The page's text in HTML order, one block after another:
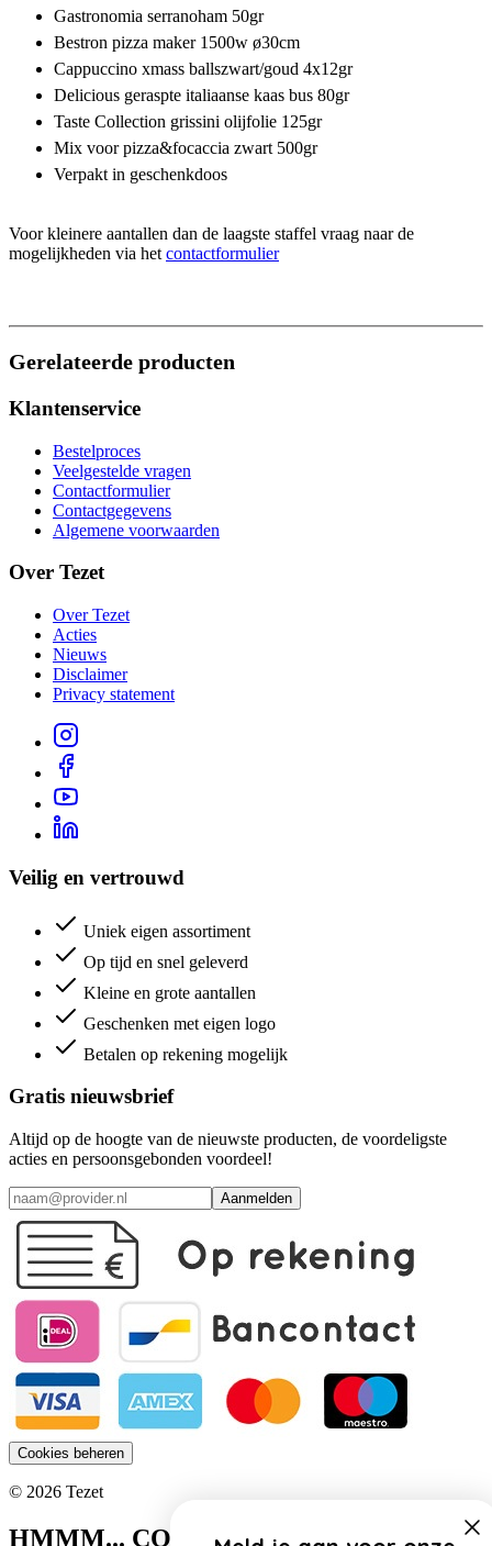
Gastronomia serranoham 50gr
Bestron pizza maker 1500w ø30cm
Cappuccino xmass ballszwart/goud 4x12gr
Delicious geraspte italiaanse kaas bus 80gr
Taste Collection grissini olijfolie 125gr
Mix voor pizza&focaccia zwart 500gr
Verpakt in geschenkdoos
Voor kleinere aantallen dan de laagste staffel vraag naar de
mogelijkheden via het contactformulier
Gerelateerde producten
Klantenservice
Bestelproces
Veelgestelde vragen
Contactformulier
Contactgegevens
Algemene voorwaarden
Over Tezet
Over Tezet
Acties
Nieuws
Disclaimer
Privacy statement
Veilig en vertrouwd
Uniek eigen assortiment
Op tijd en snel geleverd
Kleine en grote aantallen
Geschenken met eigen logo
Betalen op rekening mogelijk
Gratis nieuwsbrief
Altijd op de hoogte van de nieuwste producten, de voordeligste
acties en persoonsgebonden voordeel!
Aanmelden
Cookies beheren
© 2026 Tezet
HMMM... COOKIES!